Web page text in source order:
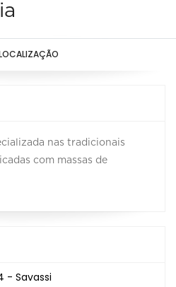
nas tradicionais
com massas de
- Savassi